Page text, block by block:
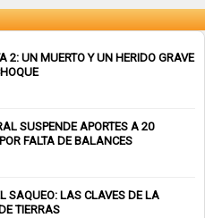
2: UN MUERTO Y UN HERIDO GRAVE
SUSPENDE APORTES A 20
FALTA DE BALANCES
SAQUEO: LAS CLAVES DE LA
TIERRAS